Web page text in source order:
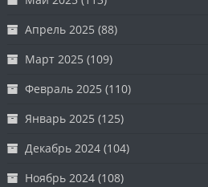
Апрель 2025 (88)
Март 2025 (109)
Февраль 2025 (110)
Январь 2025 (125)
Декабрь 2024 (104)
Ноябрь 2024 (108)